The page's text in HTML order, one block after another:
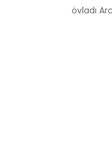
övladı